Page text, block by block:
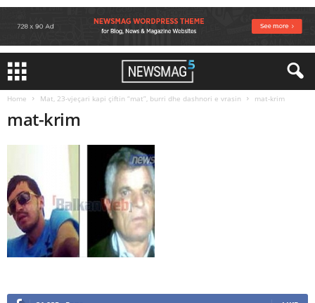
Home Mat, 23-vjeçari kapi çiftin “mat”, burri dhe dashnori e vrasin mat-krim
mat-krim